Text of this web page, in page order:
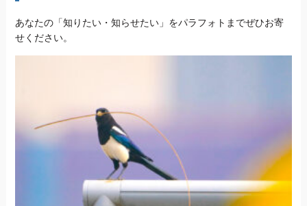
あなたの「知りたい・知らせたい」をパラフォトまでぜひお寄
せください。